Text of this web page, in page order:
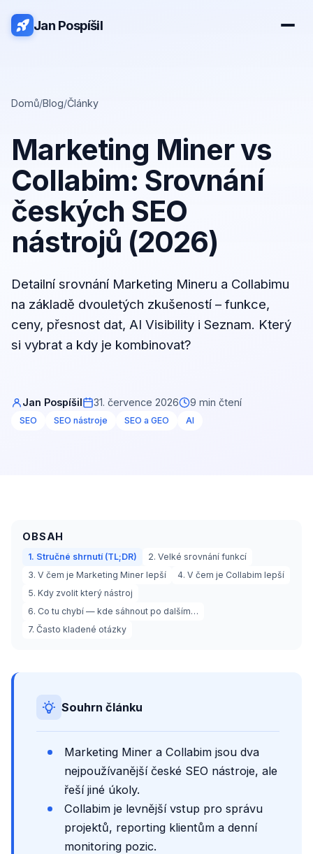
Jan Pospíšil
Domů/Blog/Články
Marketing Miner vs
Collabim: Srovnání
českých SEO
nástrojů (2026)
Detailní srovnání Marketing Mineru a Collabimu
na základě dvouletých zkušeností – funkce,
ceny, přesnost dat, AI Visibility i Seznam. Který
si vybrat a kdy je kombinovat?
Jan Pospíšil 31. července 2026 9 min čtení
SEO SEO nástroje SEO a GEO AI
OBSAH
1. Stručné shrnutí (TL;DR)
2. Velké srovnání funkcí
3. V čem je Marketing Miner lepší
4. V čem je Collabim lepší
5. Kdy zvolit který nástroj
6. Co tu chybí — kde sáhnout po dalším…
7. Často kladené otázky
Souhrn článku
Marketing Miner a Collabim jsou dva
nejpoužívanější české SEO nástroje, ale
řeší jiné úkoly.
Collabim je levnější vstup pro správu
projektů, reporting klientům a denní
monitoring pozic.